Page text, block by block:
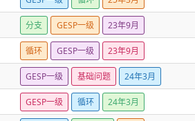
分支 GESP一级 23年9月
循环 GESP一级 23年9月
GESP一级 基础问题 24年3月
GESP一级 循环 24年3月